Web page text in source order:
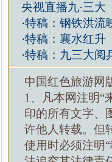
央视直播九·三大
·特稿：钢铁洪流
·特稿：襄水红升
·特稿：九三大阅
中国红色旅游网
1、凡本网注明“
印的所有文字、
许他人转载。但
使用时必须注明